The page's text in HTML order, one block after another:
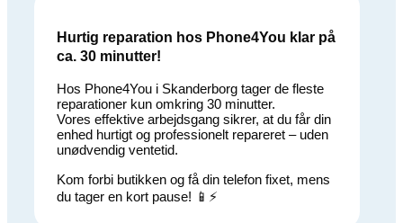
Hurtig reparation hos Phone4You klar på
ca. 30 minutter!
Hos Phone4You i Skanderborg tager de fleste
reparationer kun omkring 30 minutter.
Vores effektive arbejdsgang sikrer, at du får din
enhed hurtigt og professionelt repareret – uden
unødvendig ventetid.
Kom forbi butikken og få din telefon fixet, mens
du tager en kort pause! 📱⚡